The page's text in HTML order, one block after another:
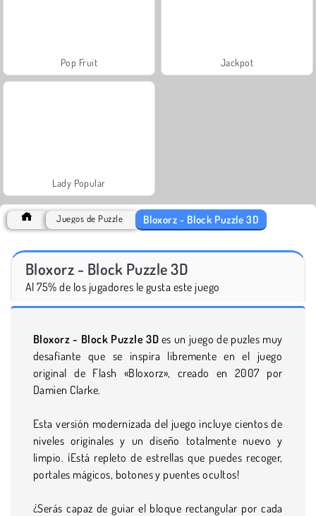
Pop Fruit Jackpot
Lady Popular
Juegos de Puzzle Bloxorz - Block Puzzle 3D
Bloxorz - Block Puzzle 3D
Al 75% de los jugadores le gusta este juego
Bloxorz - Block Puzzle 3D es un juego de puzles muy
desafiante que se inspira libremente en el juego
original de Flash «Bloxorz», creado en 2007 por
Damien Clarke.
Esta versión modernizada del juego incluye cientos de
niveles originales y un diseño totalmente nuevo y
limpio. ¡Está repleto de estrellas que puedes recoger,
portales mágicos, botones y puentes ocultos!
¿Serás capaz de guiar el bloque rectangular por cada